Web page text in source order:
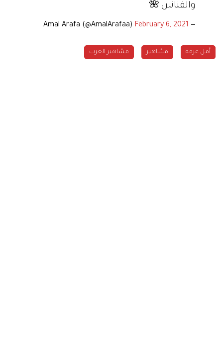
والفنانين 🌺
— Amal Arafa (@AmalArafaa)
February 6, 2021
أمل عرفة مشاهير مشاهير العرب